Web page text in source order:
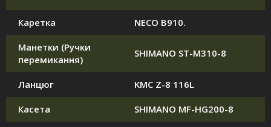
Каретка NECO B910.
Манетки (Ручки
перемикання)
SHIMANO ST-M310-8
Ланцюг KMC Z-8 116L
Касета SHIMANO MF-HG200-8